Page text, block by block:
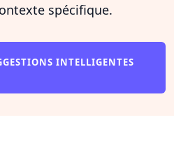
spécifique.
INTELLIGENTES